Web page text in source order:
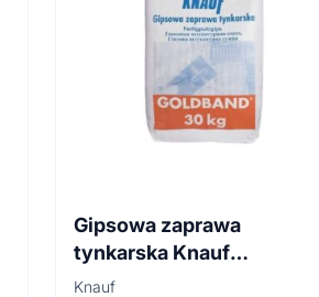
Gipsowa zaprawa
tynkarska Knauf
Goldband 30 kg
Knauf